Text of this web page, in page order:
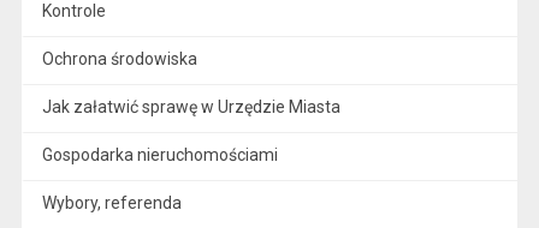
Kontrole
Ochrona środowiska
Jak załatwić sprawę w Urzędzie Miasta
Gospodarka nieruchomościami
Wybory, referenda